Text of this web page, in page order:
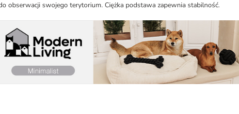
obserwacji swojego terytorium. Ciężka podstawa zapewnia stabilność.